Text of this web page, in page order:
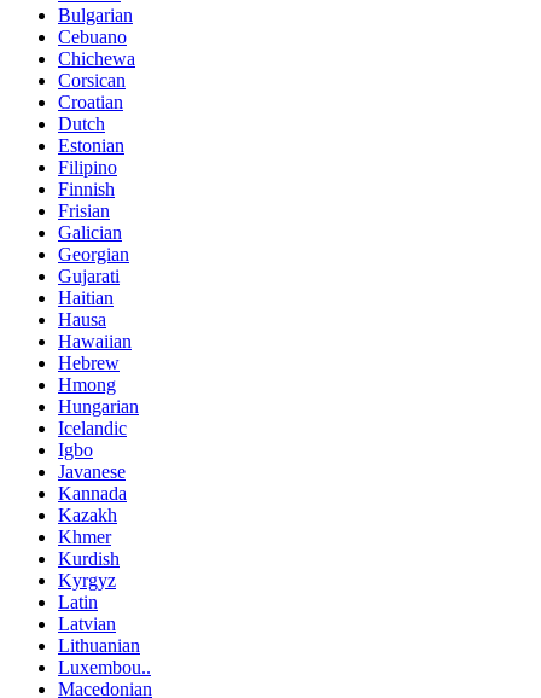
Bulgarian
Cebuano
Chichewa
Corsican
Croatian
Dutch
Estonian
Filipino
Finnish
Frisian
Galician
Georgian
Gujarati
Haitian
Hausa
Hawaiian
Hebrew
Hmong
Hungarian
Icelandic
Igbo
Javanese
Kannada
Kazakh
Khmer
Kurdish
Kyrgyz
Latin
Latvian
Lithuanian
Luxembou..
Macedonian